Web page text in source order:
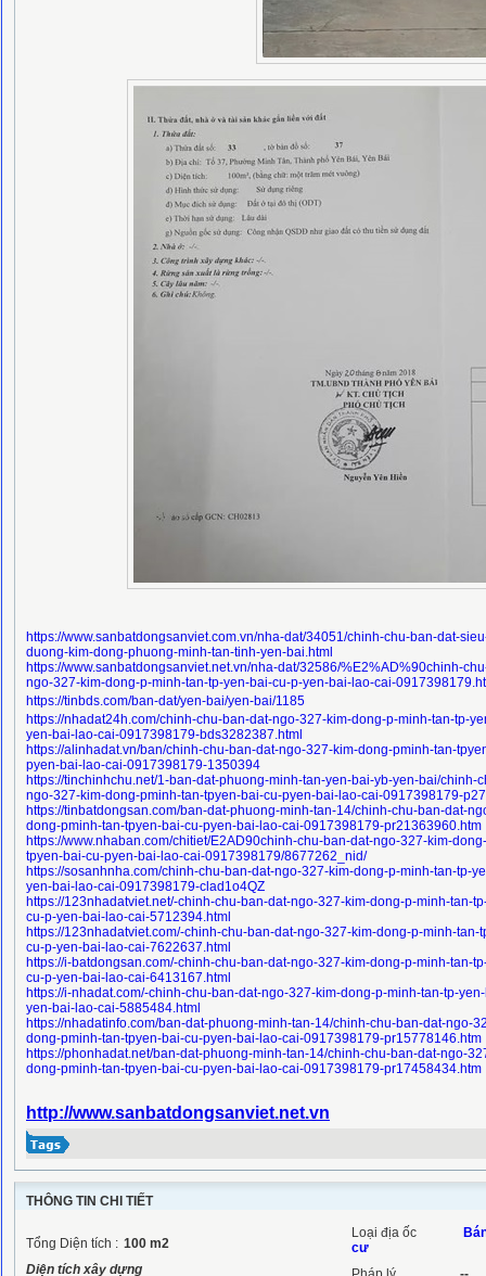
https://www.sanbatdongsanviet.com.vn/nha-dat/34051/chinh-chu-ban-dat-
duong-kim-dong-phuong-minh-tan-tinh-yen-bai.html
https://www.sanbatdongsanviet.net.vn/nha-dat/32586/%E2%AD%90chinh-
ngo-327-kim-dong-p-minh-tan-tp-yen-bai-cu-p-yen-bai-lao-cai-
https://tinbds.com/ban-dat/yen-bai/yen-bai/1185
https://nhadat24h.com/chinh-chu-ban-dat-ngo-327-kim-dong-p-minh-tan-tp-
yen-bai-lao-cai-0917398179-bds3282387.html
https://alinhadat.vn/ban/chinh-chu-ban-dat-ngo-327-kim-dong-pminh-tan-
pyen-bai-lao-cai-0917398179-1350394
https://tinchinhchu.net/1-ban-dat-phuong-minh-tan-yen-bai-yb-yen-bai/chinh-
ngo-327-kim-dong-pminh-tan-tpyen-bai-cu-pyen-bai-lao-cai-0917398179-
https://tinbatdongsan.com/ban-dat-phuong-minh-tan-14/chinh-chu-ban-dat-
dong-pminh-tan-tpyen-bai-cu-pyen-bai-lao-cai-0917398179-pr21363960.htm
https://www.nhaban.com/chitiet/E2AD90chinh-chu-ban-dat-ngo-327-kim-
tpyen-bai-cu-pyen-bai-lao-cai-0917398179/8677262_nid/
https://sosanhnha.com/chinh-chu-ban-dat-ngo-327-kim-dong-p-minh-tan-tp-
yen-bai-lao-cai-0917398179-clad1o4QZ
https://123nhadatviet.net/-chinh-chu-ban-dat-ngo-327-kim-dong-p-minh-tan-
cu-p-yen-bai-lao-cai-5712394.html
https://123nhadatviet.com/-chinh-chu-ban-dat-ngo-327-kim-dong-p-minh-tan-
cu-p-yen-bai-lao-cai-7622637.html
https://i-batdongsan.com/-chinh-chu-ban-dat-ngo-327-kim-dong-p-minh-tan-
cu-p-yen-bai-lao-cai-6413167.html
https://i-nhadat.com/-chinh-chu-ban-dat-ngo-327-kim-dong-p-minh-tan-tp-
yen-bai-lao-cai-5885484.html
https://nhadatinfo.com/ban-dat-phuong-minh-tan-14/chinh-chu-ban-dat-ngo-
dong-pminh-tan-tpyen-bai-cu-pyen-bai-lao-cai-0917398179-pr15778146.htm
https://phonhadat.net/ban-dat-phuong-minh-tan-14/chinh-chu-ban-dat-ngo-
dong-pminh-tan-tpyen-bai-cu-pyen-bai-lao-cai-0917398179-pr17458434.htm
http://www.sanbatdongsanviet.net.vn
THÔNG TIN CHI TIẾT
Tổng Diện tích : 100 m2
Diện tích xây dựng
Loại địa ốc
cư